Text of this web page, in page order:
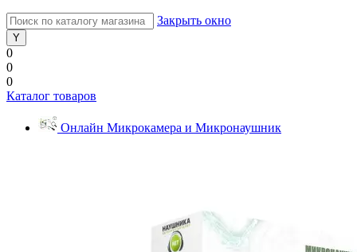
Закрыть окно
0
0
0
Каталог товаров
Онлайн Микрокамера и Микронаушник